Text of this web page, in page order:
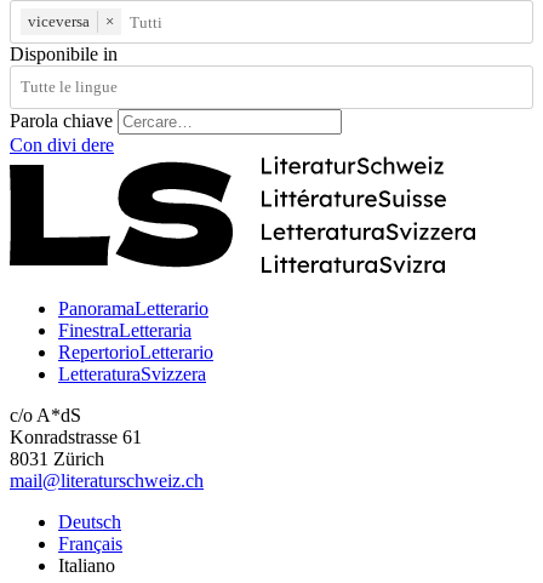
viceversa ×
Disponibile in
Parola chiave
Con divi dere
PanoramaLetterario
FinestraLetteraria
RepertorioLetterario
LetteraturaSvizzera
c/o A*dS
Konradstrasse 61
8031 Zürich
mail@literaturschweiz.ch
Deutsch
Français
Italiano